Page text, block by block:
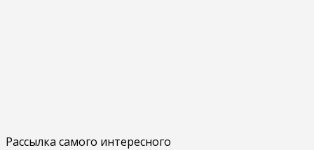
Рассылка самого интересного